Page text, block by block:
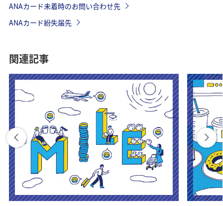
ANAカード未着時のお問い合わせ先
ANAカード紛失届先
関連記事